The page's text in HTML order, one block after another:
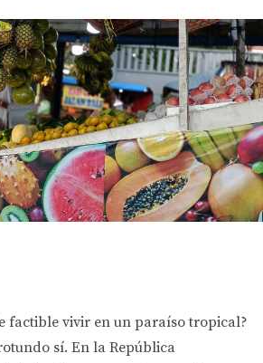
factible vivir en un paraíso tropical?
sí. En la República